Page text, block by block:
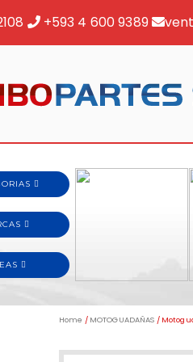
+593 4 600 9389
Home / MOTOGUADAÑAS /